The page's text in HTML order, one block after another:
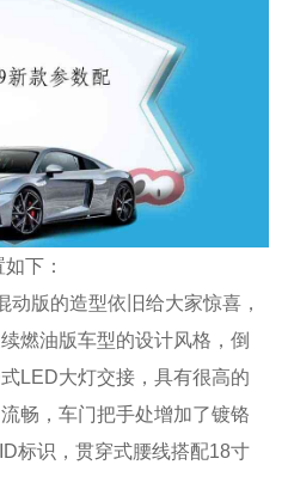
下：
版的造型依旧给大家惊喜，
燃油版车型的设计风格，倒
LED大灯交接，具有很高的
畅，车门把手处增加了镀铬
标识，贯穿式腰线搭配18寸